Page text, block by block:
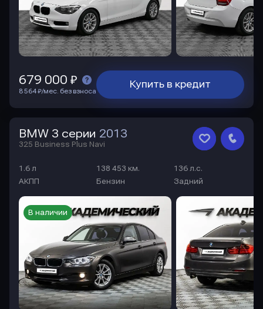
Купить в кредит
679 000 ₽
8 564 ₽/мес. без взноса
BMW 3 серии 2013
325 Business Plus Navi
1.6 л 138 453 км.
136 л.с.
АКПП
Бензин Задний
В наличии